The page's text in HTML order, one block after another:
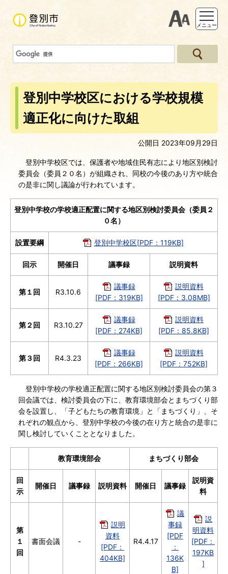
支援ツー
メニュー
登別中学校区における学校規模
適正化に向けた取組
公開日 2023年09月29日
登別中学校区では、保護者や地域住民有志により地区別検討
委員会（委員２０名）が組織され、同校の今後のあり方や統合
の是非に関し議論が行われています。
登別中学校の学校適正配置に関する地区別検討委員会（委員２
０名）
設置要綱 登別中学校区[PDF：119KB]
回示 開催日 議事録 説明資料
第１回 R3.10.6
議事録
[PDF：319KB]
説明資料
[PDF：3.08MB]
第２回 R3.10.27
議事録
[PDF：274KB]
説明資料
[PDF：85.8KB]
第３回 R4.3.23
議事録
[PDF：266KB]
説明資料
[PDF：752KB]
登別中学校の学校適正配置に関する地区別検討委員会の第３
回会議では、検討委員会の下に、教育環境部会とまちづくり部
会を設置し、「子どもたちの教育環境」と「まちづくり」、そ
れぞれの観点から、登別中学校の今後の在り方と統合の是非に
関し検討していくこととなりました。
教育環境部会 まちづくり部会
回
示
開催日 議事録 説明資料 開催日 議事録
説明資
料
第
１
回
書面会議 -
説明
資料
[PDF：
404KB]
R4.4.17
議
事録
[PDF
：
136K
B]
説
明資料
[PDF：
197KB
]